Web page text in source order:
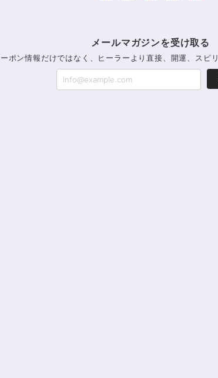
メールマガジンを受け取る
ポン情報だけではなく、ヒーラーより直接、開運、ス